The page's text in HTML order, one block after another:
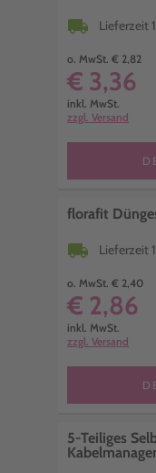
local_shipping Lieferzeit
o. MwSt. € 2,82
€ 3,36
inkl. MwSt.
zzgl. Versand
florafit
local_shipping Lieferzeit
o. MwSt. € 2,40
€ 2,86
inkl. MwSt.
zzgl. Versand
5-Teiliges